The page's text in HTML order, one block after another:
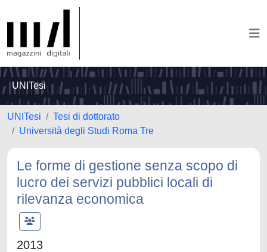
UNITesi
UNITesi
Tesi di dottorato
Università degli Studi Roma Tre
Le forme di gestione senza scopo di
lucro dei servizi pubblici locali di
rilevanza economica
2013